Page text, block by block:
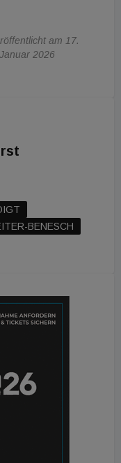
am 17.
2026
BENESCH